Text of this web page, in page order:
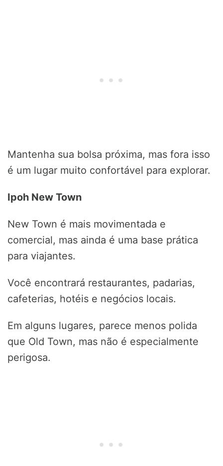
Mantenha sua bolsa próxima, mas fora isso
é um lugar muito confortável para explorar.
Ipoh New Town
New Town é mais movimentada e
comercial, mas ainda é uma base prática
para viajantes.
Você encontrará restaurantes, padarias,
cafeterias, hotéis e negócios locais.
Em alguns lugares, parece menos polida
que Old Town, mas não é especialmente
perigosa.